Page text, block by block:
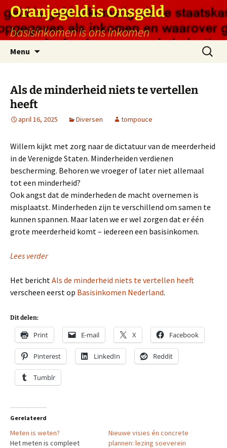
naar
de
inhoud
Oranjegeld is Onsgeld
basisinkomen is ons inkomen
Menu
Zoeken
naar:
Als de minderheid niets te vertellen
heeft
april 16, 2025 Diversen tompouce
Willem kijkt met zorg naar de dictatuur van de meerderheid
in de Verenigde Staten. Minderheiden verdienen
bescherming. Behoren we vroeger of later niet allemaal
tot een minderheid?
Ook angst dat de minderheden de macht overnemen is
misplaatst. Minderheden zijn te verschillend om samen te
kunnen spannen. Maar laten we er wel zorgen dat er één
grote meerderheid komt – iedereen een basisinkomen.
Lees verder
Het berichtAls de minderheid niets te vertellen heeft
verscheen eerst op Basisinkomen Nederland.
Dit delen:
Print E-mail X Facebook
Pinterest LinkedIn Reddit
Tumblr
Gerelateerd
Meten is weten?
Het meten is compleet
Nieuwe visies én concrete
plannen: lezing soeverein